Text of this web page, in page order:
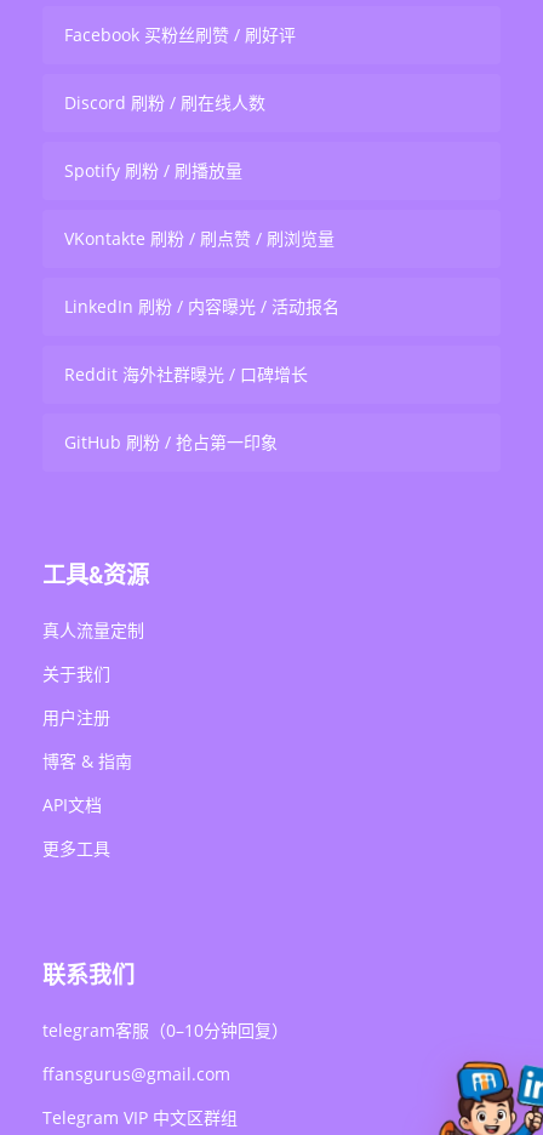
Facebook 买粉丝刷赞 / 刷好评
Discord 刷粉 / 刷在线人数
Spotify 刷粉 / 刷播放量
VKontakte 刷粉 / 刷点赞 / 刷浏览量
LinkedIn 刷粉 / 内容曝光 / 活动报名
Reddit 海外社群曝光 / 口碑增长
GitHub 刷粉 / 抢占第一印象
工具&资源
真人流量定制
关于我们
用户注册
博客 & 指南
API文档
更多工具
联系我们
telegram客服（0–10分钟回复）
ffansgurus@gmail.com
Telegram VIP 中文区群组